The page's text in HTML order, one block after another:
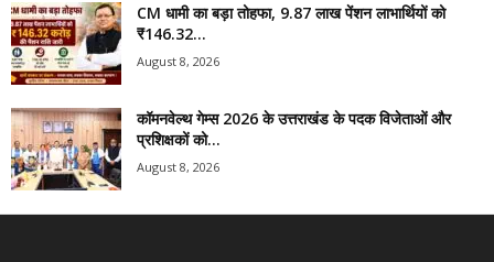
CM धामी का बड़ा तोहफा, 9.87 लाख पेंशन लाभार्थियों को
₹146.32...
August 8, 2026
कॉमनवेल्थ गेम्स 2026 के उत्तराखंड के पदक विजेताओं और
प्रशिक्षकों को...
August 8, 2026